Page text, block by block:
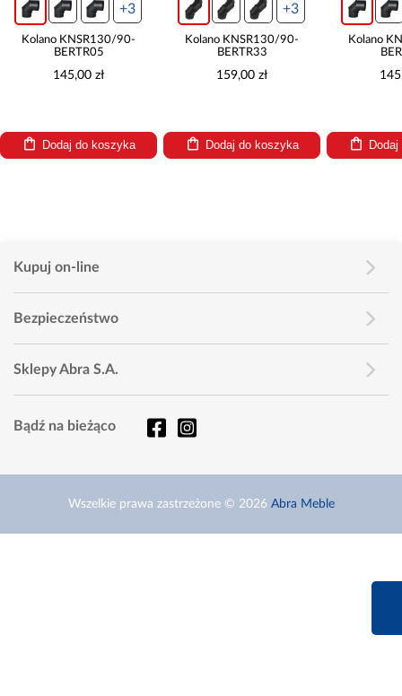
+3
Kolano KNSR130/90-
BERTR05
145,00 zł
Dodaj do koszyka
+3
Kolano KNSR130/90-
BERTR33
159,00 zł
Dodaj do koszyka
Kolano
Kupuj on-line
Bezpieczeństwo
Sklepy Abra S.A.
Bądź na bieżąco
Wszelkie prawa zastrzeżone © 2026 Abra Meble